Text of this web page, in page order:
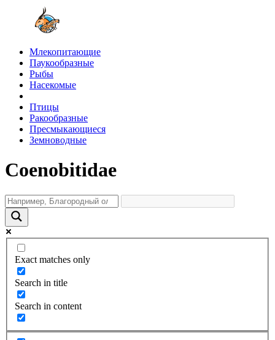
Млекопитающие
Паукообразные
Рыбы
Насекомые
Птицы
Ракообразные
Пресмыкающиеся
Земноводные
Coenobitidae
Exact matches only
Search in title
Search in content